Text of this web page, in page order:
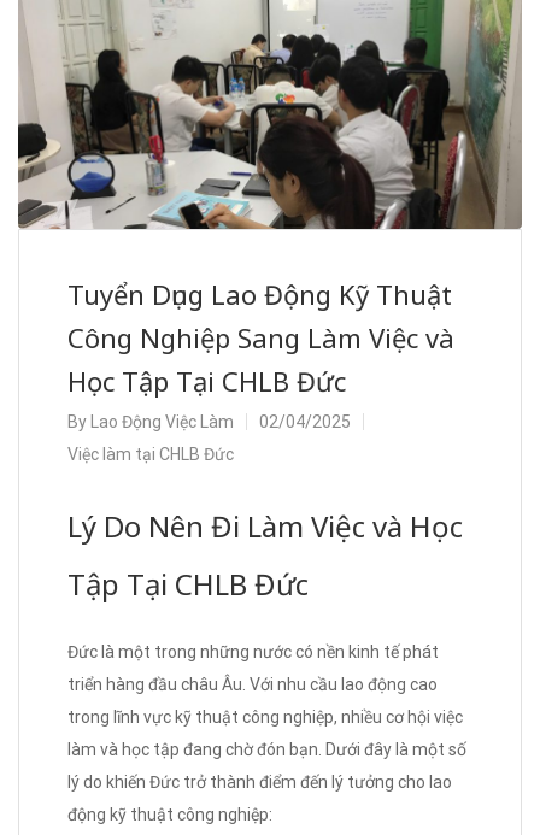
Tuyển Dụng Lao Động Kỹ Thuật
Công Nghiệp Sang Làm Việc và
Học Tập Tại CHLB Đức
By Lao Động Việc Làm
02/04/2025
Việc làm tại CHLB Đức
Lý Do Nên Đi Làm Việc và Học
Tập Tại CHLB Đức
Đức là một trong những nước có nền kinh tế phát
triển hàng đầu châu Âu. Với nhu cầu lao động cao
trong lĩnh vực kỹ thuật công nghiệp, nhiều cơ hội việc
làm và học tập đang chờ đón bạn. Dưới đây là một số
lý do khiến Đức trở thành điểm đến lý tưởng cho lao
động kỹ thuật công nghiệp: